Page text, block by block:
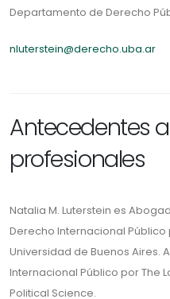
Departamento de Derecho
nluterstein@derecho.uba.ar
Antecedentes
profesionales
Natalia M. Luterstein es
Derecho Internacional
Universidad de Buenos Aires.
Internacional Público por The
Political Science.